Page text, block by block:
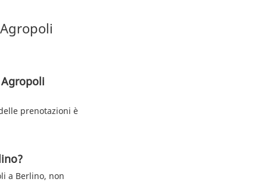
prenotazioni è
a Berlino, non